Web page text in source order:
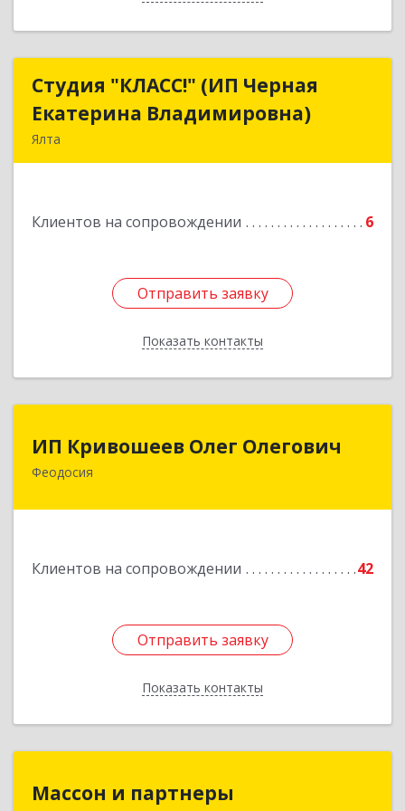
Студия "КЛАСС!" (ИП Черная
Екатерина Владимировна)
Ялта
Клиентов на сопровождении 6
Отправить заявку
Показать контакты
Студия "КЛАСС!" (ИП Черная
Екатерина Владимировна)
Отправить заявку
Назад
ИП Кривошеев Олег Олегович
Феодосия
Клиентов на сопровождении 42
Отправить заявку
Показать контакты
Отправить заявку
Назад
Массон и партнеры